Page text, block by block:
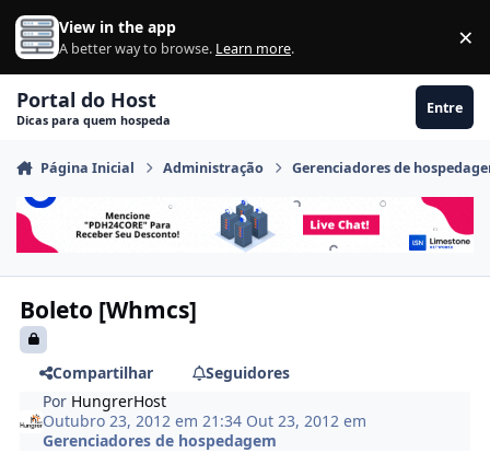
Ir para conteúdo
View in the app
A better way to browse. Learn more. ×
Portal do Host
Dicas para quem hospeda
Entre
Página Inicial Administração Gerenciadores de
Boleto [Whmcs]
Compartilhar
Seguidores
Por HungrerHost
Outubro 23, 2012 em 21:34 Out 23, 2012 em
Gerenciadores de hospedagem